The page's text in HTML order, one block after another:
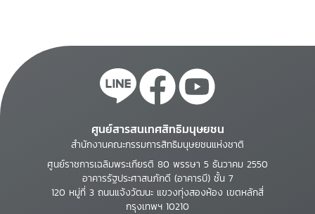
ศูนย์สารสนเทศสิทธิมนุษยชน
สำนักงานคณะกรรมการสิทธิมนุษยชนแห่งชาติ
ศูนย์ราชการเฉลิมพระเกียรติ 80 พรรษา 5 ธันวาคม 2550
อาคารรัฐประศาสนภักดี (อาคารบี) ชั้น 7
120 หมู่ที่ 3 ถนนแจ้งวัฒนะ แขวงทุ่งสองห้อง เขตหลักสี่
กรุงเทพฯ 10210